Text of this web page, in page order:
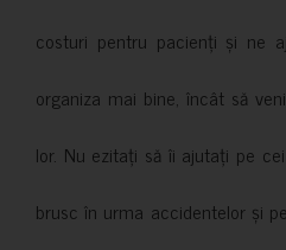
costuri pentru pacienți și ne
organiza mai bine, încât să
lor. Nu ezitați să îi ajutați pe
brusc în urma accidentelor și